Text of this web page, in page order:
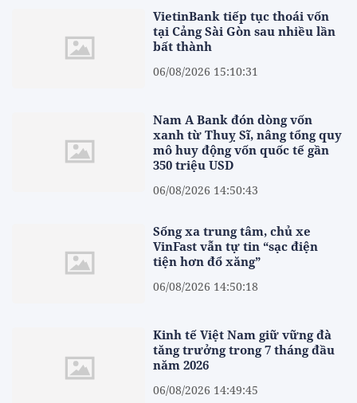
VietinBank tiếp tục thoái vốn
tại Cảng Sài Gòn sau nhiều lần
bất thành
06/08/2026 15:10:31
Nam A Bank đón dòng vốn
xanh từ Thuỵ Sĩ, nâng tổng quy
mô huy động vốn quốc tế gần
350 triệu USD
06/08/2026 14:50:43
Sống xa trung tâm, chủ xe
VinFast vẫn tự tin “sạc điện
tiện hơn đổ xăng”
06/08/2026 14:50:18
Kinh tế Việt Nam giữ vững đà
tăng trưởng trong 7 tháng đầu
năm 2026
06/08/2026 14:49:45